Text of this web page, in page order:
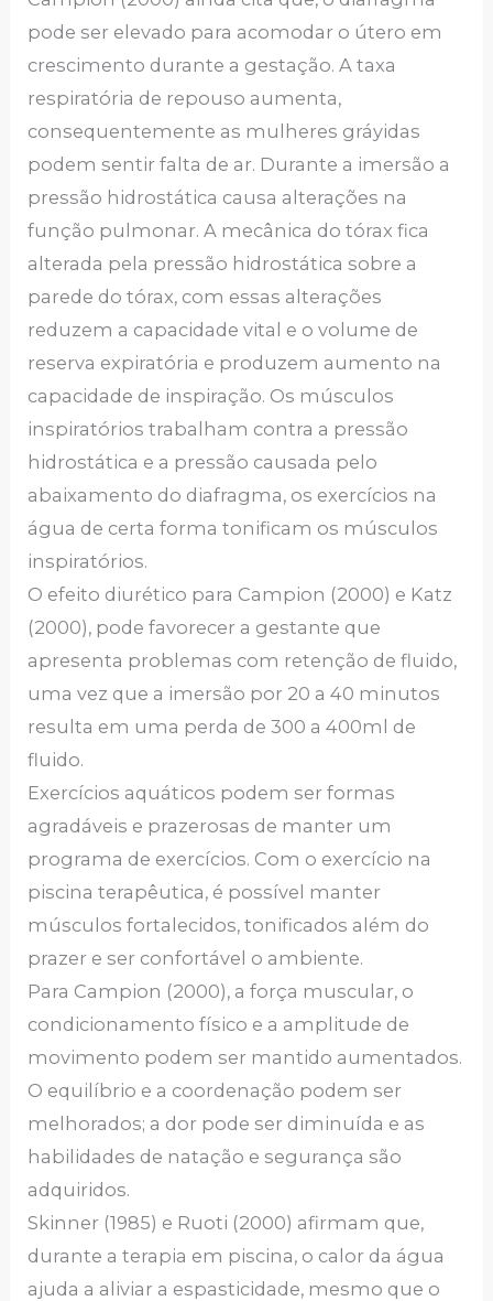
pode ser elevado para acomodar o útero em
crescimento durante a gestação. A taxa
respiratória de repouso aumenta,
consequentemente as mulheres gráyidas
podem sentir falta de ar. Durante a imersão a
pressão hidrostática causa alterações na
função pulmonar. A mecânica do tórax fica
alterada pela pressão hidrostática sobre a
parede do tórax, com essas alterações
reduzem a capacidade vital e o volume de
reserva expiratória e produzem aumento na
capacidade de inspiração. Os músculos
inspiratórios trabalham contra a pressão
hidrostática e a pressão causada pelo
abaixamento do diafragma, os exercícios na
água de certa forma tonificam os músculos
inspiratórios.
O efeito diurético para Campion (2000) e Katz
(2000), pode favorecer a gestante que
apresenta problemas com retenção de fluido,
uma vez que a imersão por 20 a 40 minutos
resulta em uma perda de 300 a 400ml de
fluido.
Exercícios aquáticos podem ser formas
agradáveis e prazerosas de manter um
programa de exercícios. Com o exercício na
piscina terapêutica, é possível manter
músculos fortalecidos, tonificados além do
prazer e ser confortável o ambiente.
Para Campion (2000), a força muscular, o
condicionamento físico e a amplitude de
movimento podem ser mantido aumentados.
O equilíbrio e a coordenação podem ser
melhorados; a dor pode ser diminuída e as
habilidades de natação e segurança são
adquiridos.
Skinner (1985) e Ruoti (2000) afirmam que,
durante a terapia em piscina, o calor da água
ajuda a aliviar a espasticidade, mesmo que o